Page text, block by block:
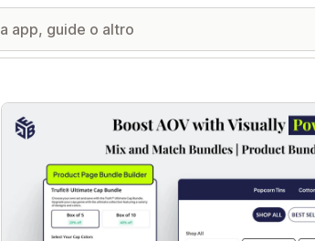
Galleria immagini in evidenza